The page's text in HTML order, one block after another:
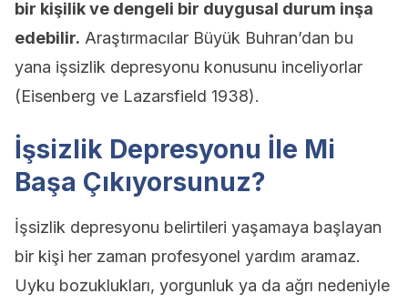
bir kişilik ve dengeli bir duygusal durum inşa
edebilir. Araştırmacılar Büyük Buhran’dan bu
yana işsizlik depresyonu konusunu inceliyorlar
(Eisenberg ve Lazarsfield 1938).
İşsizlik Depresyonu İle Mi
Başa Çıkıyorsunuz?
İşsizlik depresyonu belirtileri yaşamaya başlayan
bir kişi her zaman profesyonel yardım aramaz.
Uyku bozuklukları, yorgunluk ya da ağrı nedeniyle